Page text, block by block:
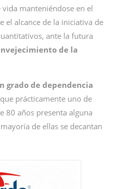
manteniéndose en el
el alcance de la iniciativa de
ante la futura
de la
grado de dependencia
prácticamente uno de
80 años presenta alguna
de ellas se decantan